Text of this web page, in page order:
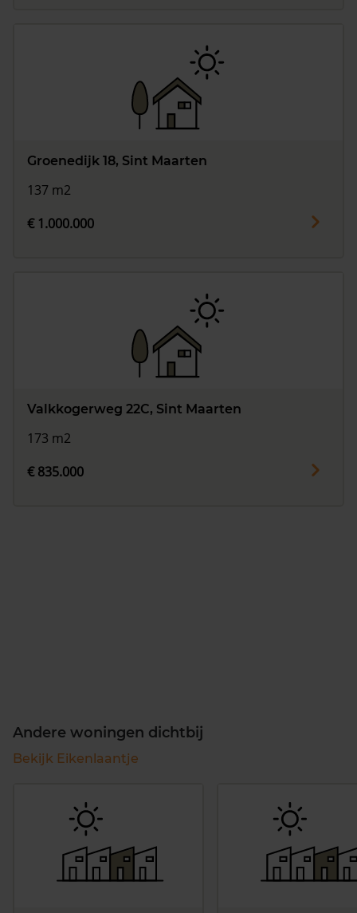
Groenedijk 18, Sint Maarten
137 m2
€ 1.000.000
Valkkogerweg 22C, Sint Maarten
173 m2
€ 835.000
Andere woningen dichtbij
Bekijk Eikenlaantje